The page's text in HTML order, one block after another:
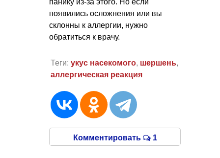
панику из-за этого. Но если
появились осложнения или вы
склонны к аллергии, нужно
обратиться к врачу.
Теги: укус насекомого, шершень,
аллергическая реакция
Комментировать 1